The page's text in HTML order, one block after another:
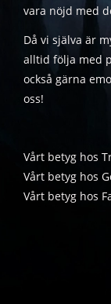
vara nöjd med
Då vi själva är
alltid följa med
också gärna
oss!
Vårt betyg hos
Vårt betyg hos
Vårt betyg hos